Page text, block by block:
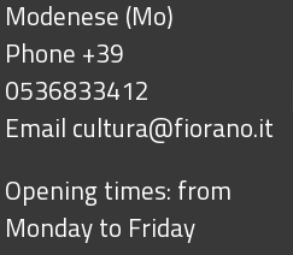
Modenese (Mo)
Phone +39
0536833412
Email cultura@fiorano.it
Opening times: from
Monday to Friday